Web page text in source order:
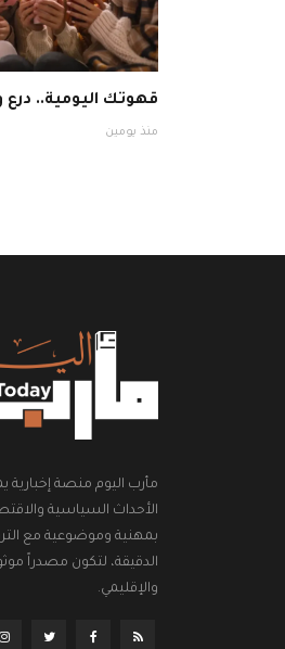
قهوتك اليومية.. درع
منذ يومين
مأرب اليوم منصة إخبارية
الأحداث السياسية
بمهنية وموضوعية مع
الدقيقة، لتكون مصدراً
والإقليمي.